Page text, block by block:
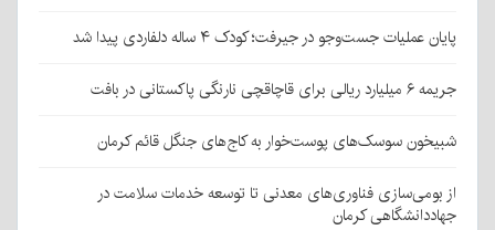
پایان عملیات جست‌وجو در جیرفت؛ کودک ۴ ساله دلفاردی پیدا شد
جریمه ۶ میلیارد ریالی برای قاچاقچی نارنگی پاکستانی در بافت
شبیخون سوسک‌های پوست‌خوار به کاج‌های جنگل قائم کرمان
از بومی‌سازی فناوری‌های معدنی تا توسعه خدمات سلامت در
جهاددانشگاهی کرمان